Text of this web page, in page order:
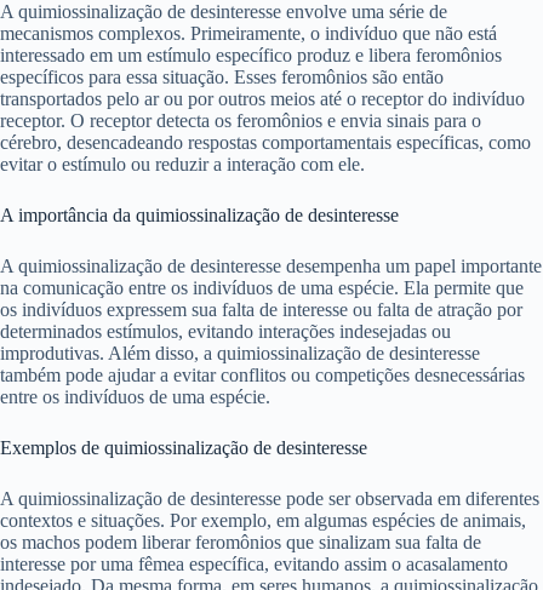
A quimiossinalização de desinteresse envolve uma série de
mecanismos complexos. Primeiramente, o indivíduo que não está
interessado em um estímulo específico produz e libera feromônios
específicos para essa situação. Esses feromônios são então
transportados pelo ar ou por outros meios até o receptor do indivíduo
receptor. O receptor detecta os feromônios e envia sinais para o
cérebro, desencadeando respostas comportamentais específicas, como
evitar o estímulo ou reduzir a interação com ele.
A importância da quimiossinalização de desinteresse
A quimiossinalização de desinteresse desempenha um papel importante
na comunicação entre os indivíduos de uma espécie. Ela permite que
os indivíduos expressem sua falta de interesse ou falta de atração por
determinados estímulos, evitando interações indesejadas ou
improdutivas. Além disso, a quimiossinalização de desinteresse
também pode ajudar a evitar conflitos ou competições desnecessárias
entre os indivíduos de uma espécie.
Exemplos de quimiossinalização de desinteresse
A quimiossinalização de desinteresse pode ser observada em diferentes
contextos e situações. Por exemplo, em algumas espécies de animais,
os machos podem liberar feromônios que sinalizam sua falta de
interesse por uma fêmea específica, evitando assim o acasalamento
indesejado. Da mesma forma, em seres humanos, a quimiossinalização